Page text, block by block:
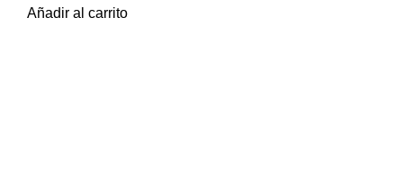
Añadir al carrito